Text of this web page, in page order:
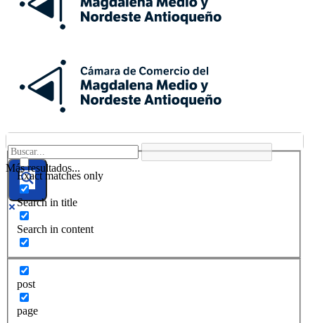
Más resultados...
Exact matches only
Search in title
Search in content
post
page